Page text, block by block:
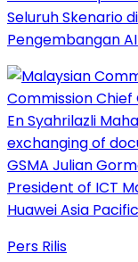
Seluruh Skenario
Pengembangan
Pers Rilis